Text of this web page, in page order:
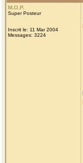
M.O.P.
Super Posteur
Inscrit le: 11 Mar 2004
Messages: 3224